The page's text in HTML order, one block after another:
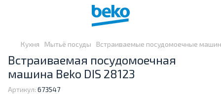
Кухня Мытьё посуды Встраиваемые посудомоечные
Встраиваемая посудомоечная
машина Beko DIS 28123
Артикул: 673547